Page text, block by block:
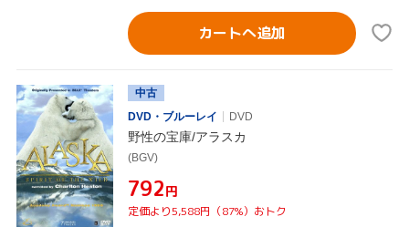
カートへ追加
中古
DVD・ブルーレイ
DVD
野性の宝庫/アラスカ
(BGV)
¥792円
定価より5,588円（87%）おトク